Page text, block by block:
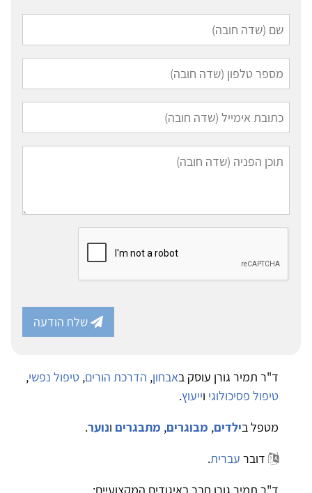
שלח הודעה
ד"ר תמיר גורן עוסק באבחון, הדרכת הורים, טיפול נפשי,
טיפול פסיכולוגי וייעוץ.
מטפל בילדים, מבוגרים, מתבגרים ונוער.
דובר עברית.